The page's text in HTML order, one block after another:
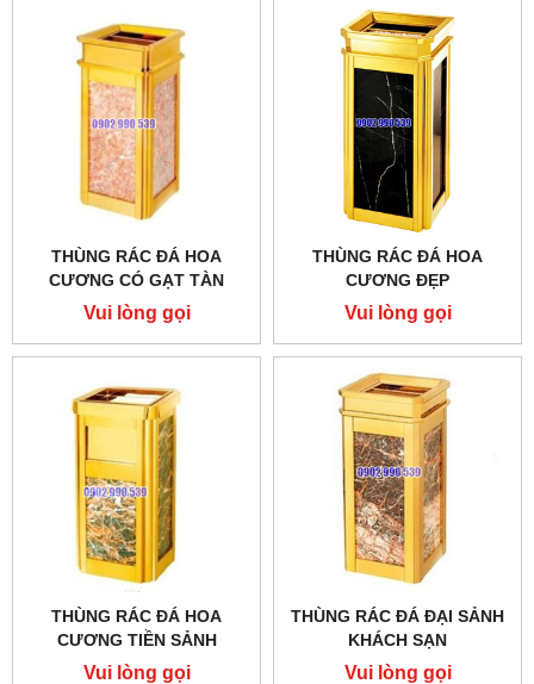
THÙNG RÁC ĐÁ HOA
CƯƠNG CÓ GẠT TÀN
THUỐC LÁ
Vui lòng gọi
THÙNG RÁC ĐÁ HOA
CƯƠNG ĐẸP
Vui lòng gọi
THÙNG RÁC ĐÁ HOA
CƯƠNG TIỀN SẢNH
Vui lòng gọi
THÙNG RÁC ĐÁ ĐẠI SẢNH
KHÁCH SẠN
Vui lòng gọi